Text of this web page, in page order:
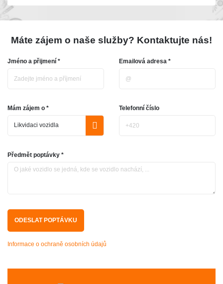
Máte zájem o naše služby? Kontaktujte nás!
Jméno a přijmení * Emailová adresa *
Mám zájem o * Telefonní číslo
Předmět poptávky *
Informace o ochraně osobních údajů